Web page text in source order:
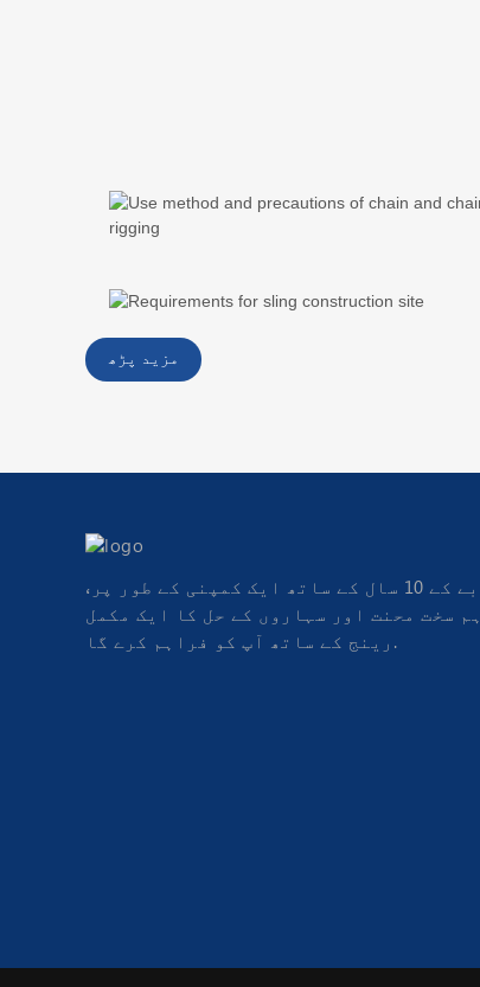
مزید پڑھ
تجربے کے 10 سال کے ساتھ ایک کمپنی کے طور پر،
ہم سخت محنت اور سہاروں کے حل کا ایک مکمل
رینج کے ساتھ آپ کو فراہم کرے گا.